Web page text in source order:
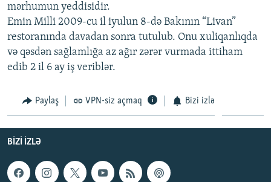
BIZIMLƏ ƏLAQƏ
XƏBƏR BÜLLETENLƏRIMIZ
mərhumun yeddisidir.
Emin Milli 2009-cu il iyulun 8-də Bakının “Livan”
restoranında davadan sonra tutulub. Onu xuliqanlıqda
və qəsdən sağlamlığa az ağır zərər vurmada ittiham
edib 2 il 6 ay iş veriblər.
Paylaş VPN-siz açmaq Bizi izlə
BIZI IZLƏ